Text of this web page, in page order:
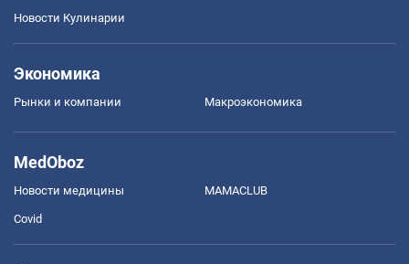
Новости Кулинарии
Экономика
Рынки и компании Mакроэкономика
MedOboz
Новости медицины MAMACLUB
Covid